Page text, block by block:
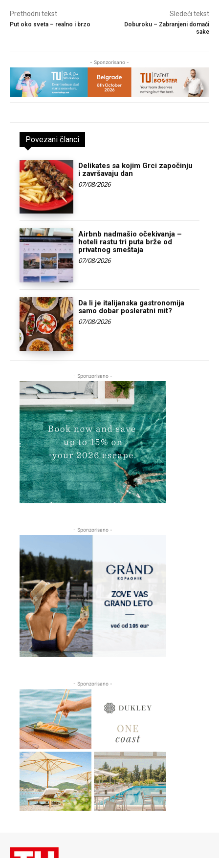
Prethodni tekst
Put oko sveta – realno i brzo
Sledeći tekst
Doburoku – Zabranjeni domaći
sake
- Sponzorisano -
Povezani članci
Delikates sa kojim Grci započinju
i završavaju dan
07/08/2026
Airbnb nadmašio očekivanja –
hoteli rastu tri puta brže od
privatnog smeštaja
07/08/2026
Da li je italijanska gastronomija
samo dobar posleratni mit?
07/08/2026
- Sponzorisano -
- Sponzorisano -
- Sponzorisano -